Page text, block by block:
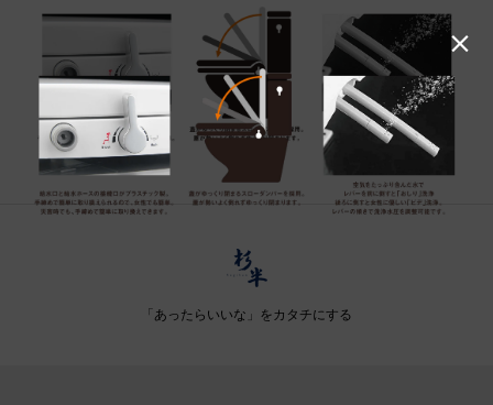
「あったらいいな」をカタチにする
